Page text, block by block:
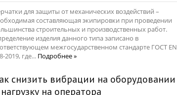
для защиты от механических воздействий –
составляющая экипировки при проведении
строительных и производственных работ.
изделия данного типа записано в
межгосударственном стандарте ГОСТ EN
2019, где... Подробнее »
снизить вибрации на оборудовании
на оператора